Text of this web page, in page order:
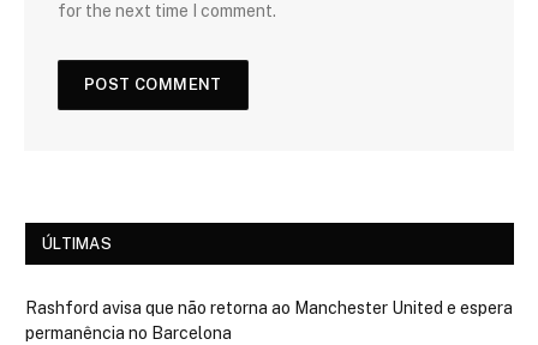
for the next time I comment.
ÚLTIMAS
Rashford avisa que não retorna ao Manchester United e espera
permanência no Barcelona